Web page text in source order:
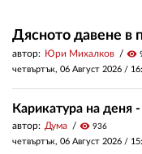
Дясното давене в
автор: Юри Михалков visibility
четвъртък, 06 Август 2026 /
Карикатура на деня
автор: Дума visibility 936
четвъртък, 06 Август 2026 /